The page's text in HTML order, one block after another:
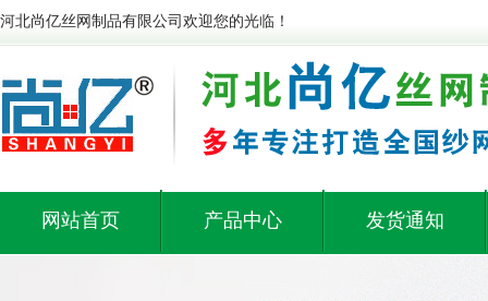
河北尚亿丝网制品有限公司欢迎您的光临！
网站首页 产品中心 发货通知